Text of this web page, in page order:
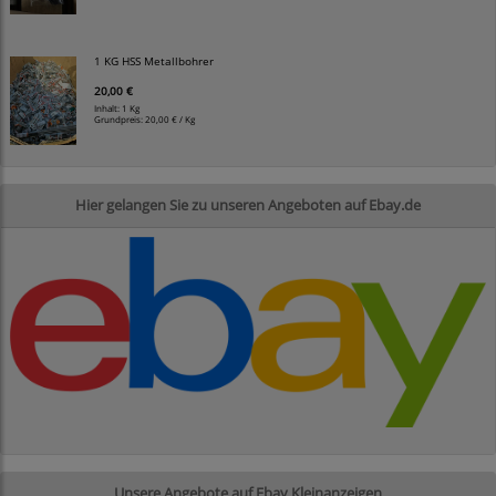
1 KG HSS Metallbohrer
20,00 €
Inhalt: 1 Kg
Grundpreis: 20,00 € / Kg
Hier gelangen Sie zu unseren Angeboten auf Ebay.de